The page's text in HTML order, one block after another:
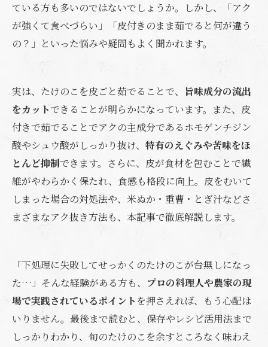
ている方も多いのではないでしょうか。しかし、「アク
が強くて食べづらい」「皮付きのまま茹でると何が違う
の？」といった悩みや疑問もよく聞かれます。
実は、たけのこを皮ごと茹でることで、
旨味成分の流出
をカットできることが明らかになっています。また、皮
付きで茹でることでアクの主成分であるホモゲンチジン
酸やシュウ酸がしっかり抜け、 特有のえぐみや苦味をほ
とんど抑制できます。さらに、皮が食材を包むことで繊
維がやわらかく保たれ、食感も格段に向上。皮をむいて
しまった場合の対処法や、米ぬか・重曹・とぎ汁などさ
まざまなアク抜き方法も、本記事で徹底解説します。
「下処理に失敗してせっかくのたけのこが台無しになっ
た…」そんな経験がある方も、 プロの料理人や農家の現
場で実践されているポイント を押さえれば、もう心配は
いりません。最後まで読むと、保存やレシピ活用法まで
しっかりわかり、旬のたけのこを余すところなく味わえ